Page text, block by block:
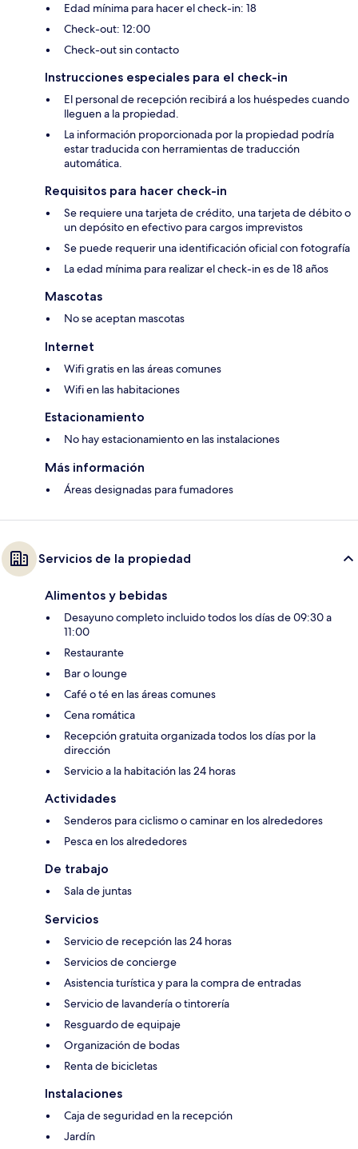
Edad mínima para hacer el check-in: 18
Check-out: 12:00
Check-out sin contacto
Instrucciones especiales para el check-in
El personal de recepción recibirá a los huéspedes cuando
lleguen a la propiedad.
La información proporcionada por la propiedad podría
estar traducida con herramientas de traducción
automática.
Requisitos para hacer check-in
Se requiere una tarjeta de crédito, una tarjeta de débito o
un depósito en efectivo para cargos imprevistos
Se puede requerir una identificación oficial con fotografía
La edad mínima para realizar el check-in es de 18 años
Mascotas
No se aceptan mascotas
Internet
Wifi gratis en las áreas comunes
Wifi en las habitaciones
Estacionamiento
No hay estacionamiento en las instalaciones
Más información
Áreas designadas para fumadores
Servicios de la propiedad
Alimentos y bebidas
Desayuno completo incluido todos los días de 09:30 a
11:00
Restaurante
Bar o lounge
Café o té en las áreas comunes
Cena romática
Recepción gratuita organizada todos los días por la
dirección
Servicio a la habitación las 24 horas
Actividades
Senderos para ciclismo o caminar en los alrededores
Pesca en los alrededores
De trabajo
Sala de juntas
Servicios
Servicio de recepción las 24 horas
Servicios de concierge
Asistencia turística y para la compra de entradas
Servicio de lavandería o tintorería
Resguardo de equipaje
Organización de bodas
Renta de bicicletas
Instalaciones
Caja de seguridad en la recepción
Jardín